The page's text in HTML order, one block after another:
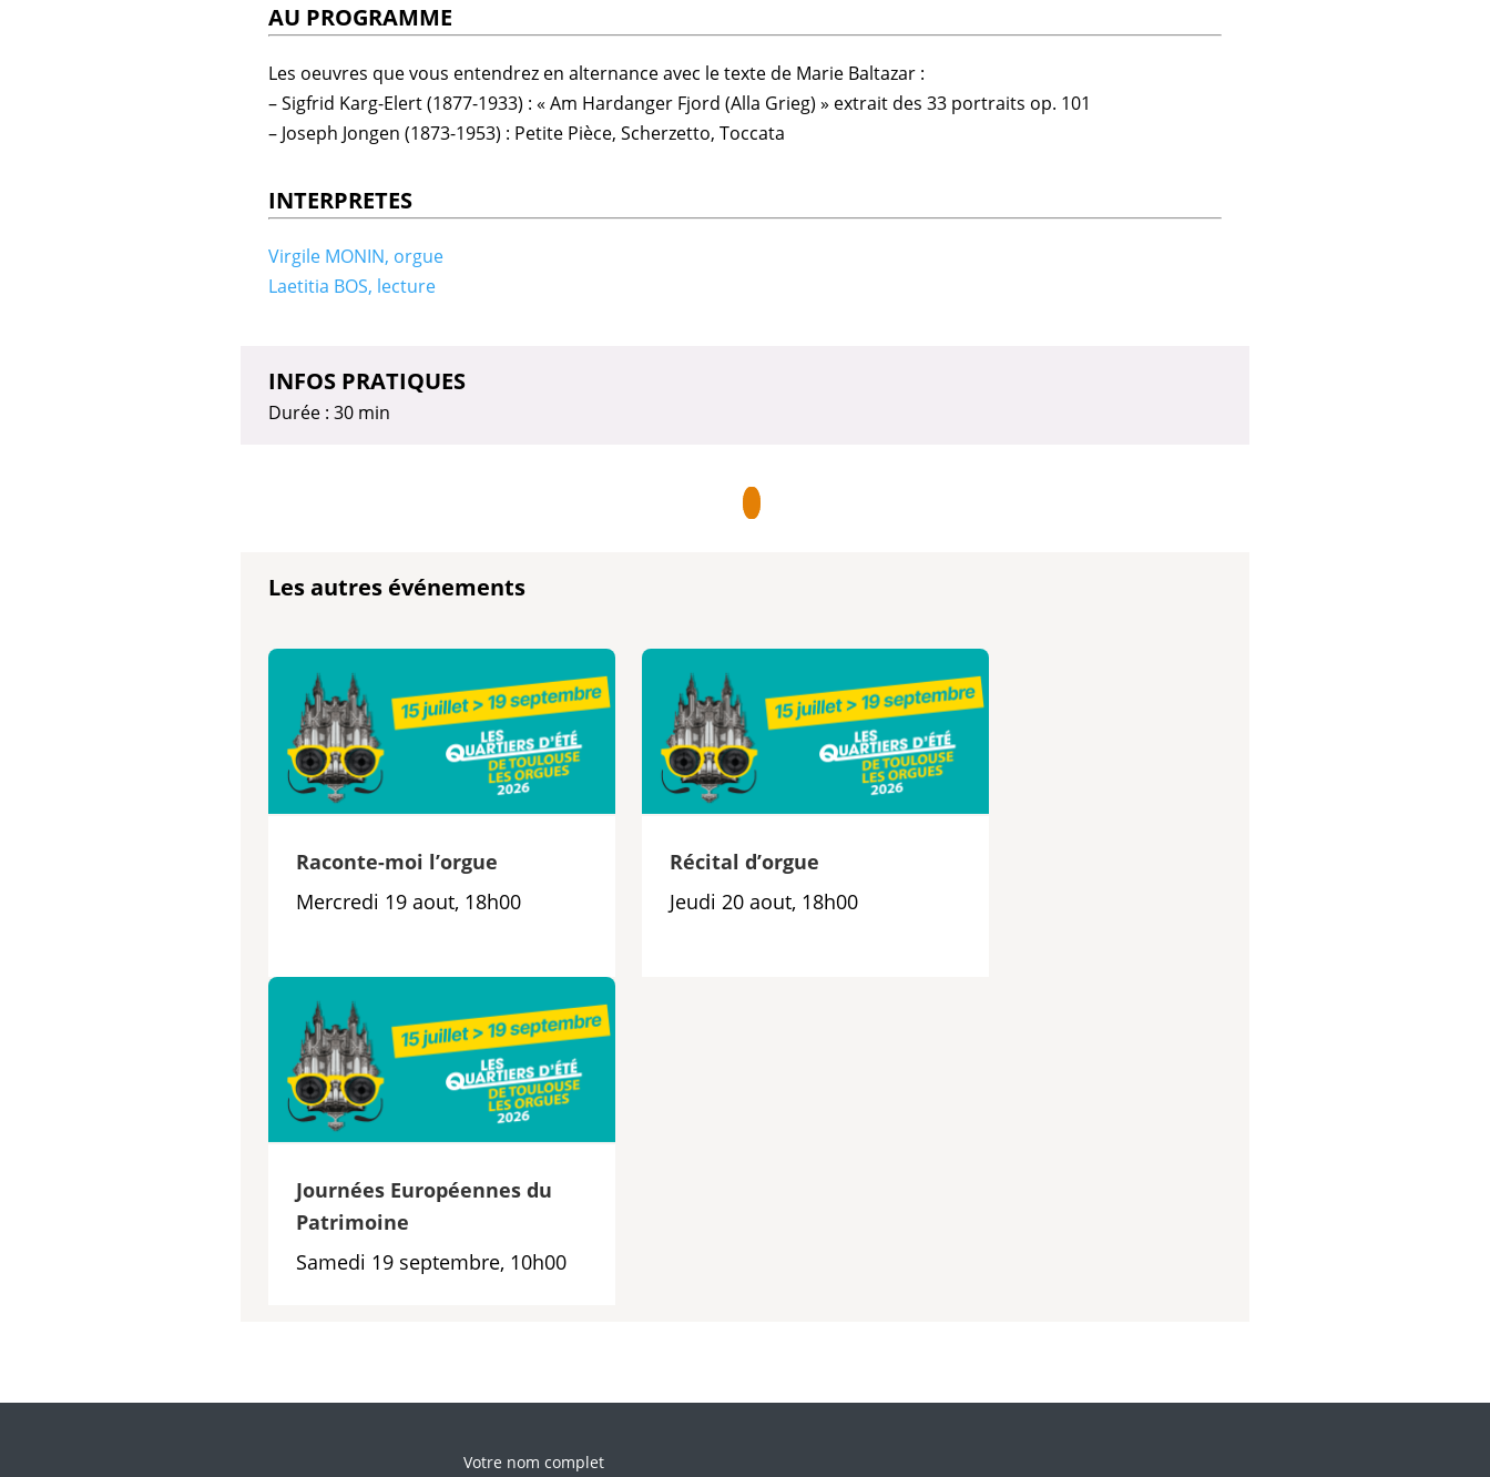
AU PROGRAMME
Les oeuvres que vous entendrez en alternance avec le texte de Marie Baltazar :
– Sigfrid Karg-Elert (1877-1933) : « Am Hardanger Fjord (Alla Grieg) » extrait des 33 portraits op. 101
– Joseph Jongen (1873-1953) : Petite Pièce, Scherzetto, Toccata
INTERPRETES
Virgile MONIN, orgue
Laetitia BOS, lecture
INFOS PRATIQUES
Durée : 30 min
Les autres événements
Raconte-moi l’orgue
Mercredi 19 aout, 18h00
Récital d’orgue
Jeudi 20 aout, 18h00
Journées Européennes du
Patrimoine
Samedi 19 septembre, 10h00
Veuillez laisser ce champ vide.
Votre nom complet